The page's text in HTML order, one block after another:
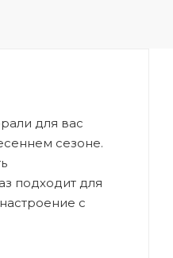
для вас
сезоне.
подходит для
с